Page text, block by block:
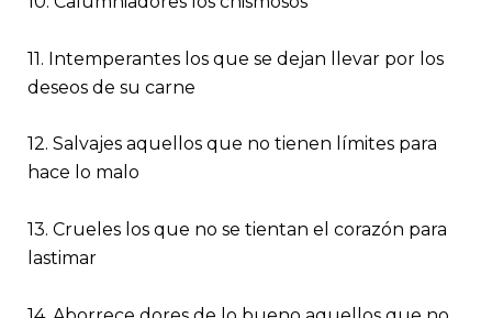
11. Intemperantes los que se dejan llevar por los
deseos de su carne
12. Salvajes aquellos que no tienen límites para
hace lo malo
13. Crueles los que no se tientan el corazón para
lastimar